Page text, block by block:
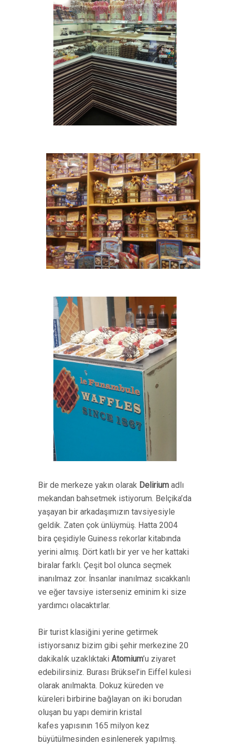
Bir de merkeze yakın olarak Delirium adlı
mekandan bahsetmek istiyorum. Belçika’da
yaşayan bir arkadaşımızın tavsiyesiyle
geldik. Zaten çok ünlüymüş. Hatta 2004
bira çeşidiyle Guiness rekorlar kitabında
yerini almış. Dört katlı bir yer ve her kattaki
biralar farklı. Çeşit bol olunca seçmek
inanılmaz zor. İnsanlar inanılmaz sıcakkanlı
ve eğer tavsiye isterseniz eminim ki size
yardımcı olacaktırlar.
Bir turist klasiğini yerine getirmek
istiyorsanız bizim gibi şehir merkezine 20
dakikalık uzaklıktaki Atomium’u ziyaret
edebilirsiniz. Burası Brüksel’in Eiffel kulesi
olarak anılmakta. Dokuz küreden ve
küreleri birbirine bağlayan on iki borudan
oluşan bu yapı demirin kristal
kafes yapısının 165 milyon kez
büyütülmesinden esinlenerek yapılmış.